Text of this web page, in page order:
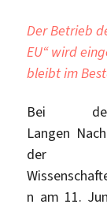
Der Betrieb
EU“ wird
bleibt im
Bei
Langen
der
n am 11.